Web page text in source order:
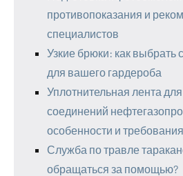
противопоказания и
специалистов
Узкие брюки: как выбрать
для вашего гардероба
Уплотнительная лента
соединений
особенности и
Служба по травле
обращаться за помощью?